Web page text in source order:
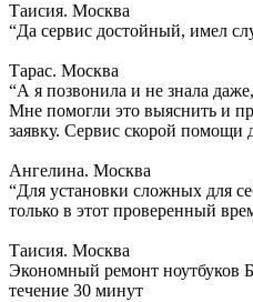
Таисия. Москва
“Да сервис достойный, имел
Тарас. Москва
“А я позвонила и не знала
Мне помогли это выяснить и
заявку. Сервис скорой помощи
Ангелина. Москва
“Для установки сложных для
только в этот проверенный
Таисия. Москва
Экономный ремонт ноутбуков
течение 30 минут